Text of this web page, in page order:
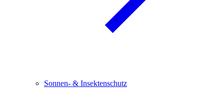
Sonnen- & Insektenschutz